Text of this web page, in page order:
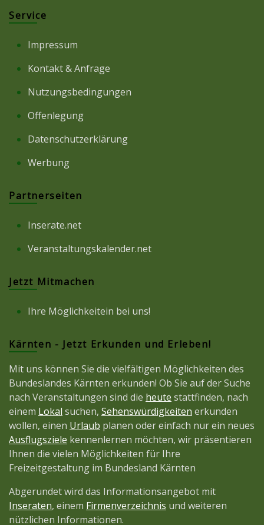
Service
Impressum
Kontakt & Anfrage
Nutzungsbedingungen
Offenlegung
Datenschutzerklärung
Werbung
Partnerseiten
Inserate.net
Veranstaltungskalender.net
Jetzt Mitmachen
Ihre Möglichkeitein bei uns!
Kärnten - Jetzt Erkunden und Erleben!
Mit uns können Sie die vielfältigen Möglichkeiten des
Bundeslandes Kärnten erkunden! Ob Sie auf der Suche
nach Veranstaltungen sind die heute stattfinden, nach
einem Lokal suchen, Sehenswürdigkeiten erkunden
wollen, einen Urlaub planen oder einfach nur ein neues
Ausflugsziele kennenlernen möchten, wir präsentieren
Ihnen die vielen Möglichkeiten für Ihre
Freizeitgestaltung im Bundesland Kärnten
Abgerundet wird das Informationsangebot mit
Inseraten, einem Firmenverzeichnis und weiteren
nützlichen Informationen.